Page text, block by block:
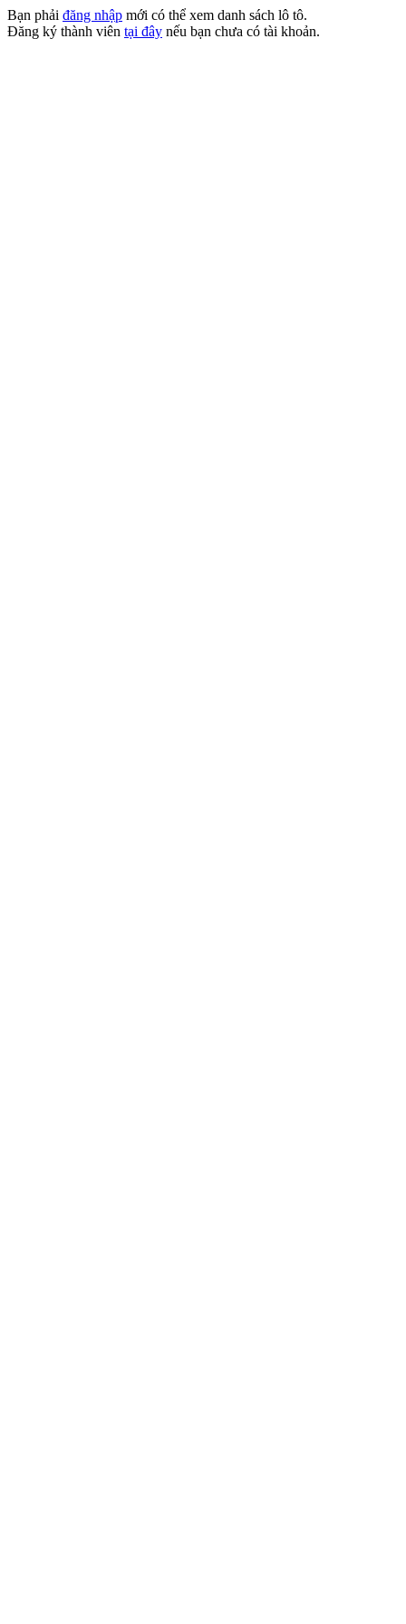
Bạn phải đăng nhập mới có thể xem danh sách lô tô.
Đăng ký thành viên tại đây nếu bạn chưa có tài khoản.